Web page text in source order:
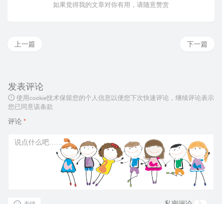
如果觉得我的文章对你有用，请随意赞赏
下一篇
上一篇
发表评论
使用cookie技术保留您的个人信息以便您下次快速评论，继续评论表示
您已同意该条款
评论 *